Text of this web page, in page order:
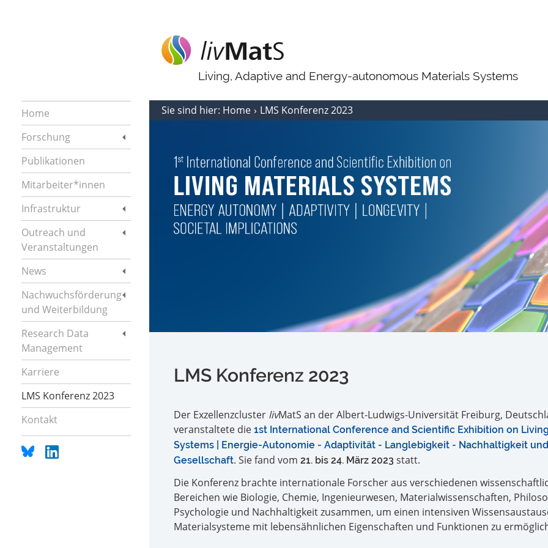
Living, Adaptive and Energy-autonomous Materials Systems
Home
Forschung
Publikationen
Mitarbeiter*innen
Infrastruktur
Outreach und
Veranstaltungen
News
Nachwuchsförderung
und Weiterbildung
Research Data
Management
Karriere
LMS Konferenz 2023
Kontakt
Sie sind hier: Home LMS Konferenz 2023
LMS Konferenz 2023
Der Exzellenzcluster livMatS an der Albert-Ludwigs-Universität Freiburg,
veranstaltete die 1st International Conference and Scientific Exhibition on
Systems | Energie-Autonomie - Adaptivität - Langlebigkeit - Nachhaltigkeit und
Gesellschaft. Sie fand vom 21. bis 24. März 2023 statt.
Die Konferenz brachte internationale Forscher aus verschiedenen
Bereichen wie Biologie, Chemie, Ingenieurwesen, Materialwissenschaften,
Psychologie und Nachhaltigkeit zusammen, um einen intensiven
Materialsysteme mit lebensähnlichen Eigenschaften und Funktionen zu